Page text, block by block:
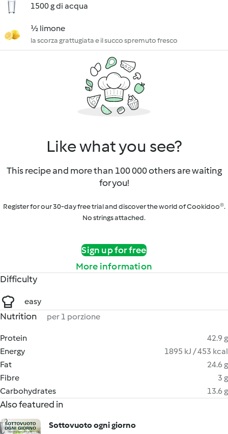
1500 g di acqua
½ limone
la scorza grattugiata e il succo spremuto fresco
Like what you see?
This recipe and more than 100 000 others are waiting
for you!
Register for our 30-day free trial and discover the world of Cookidoo®.
No strings attached.
Sign up for free
More information
Difficulty
easy
Nutrition per 1 porzione
Protein
42.9 g
Energy
1895 kJ / 453 kcal
Fat
24.6 g
Fibre
3 g
Carbohydrates
13.6 g
Also featured in
Sottovuoto ogni giorno